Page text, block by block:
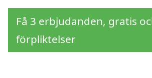
Få 3 erbjudanden, gratis
förpliktelser